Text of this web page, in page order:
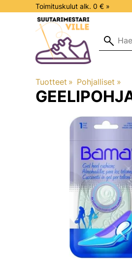
Toimituskulut alk. 0 € »
Tuotteet ‪» Pohjalliset ‪»